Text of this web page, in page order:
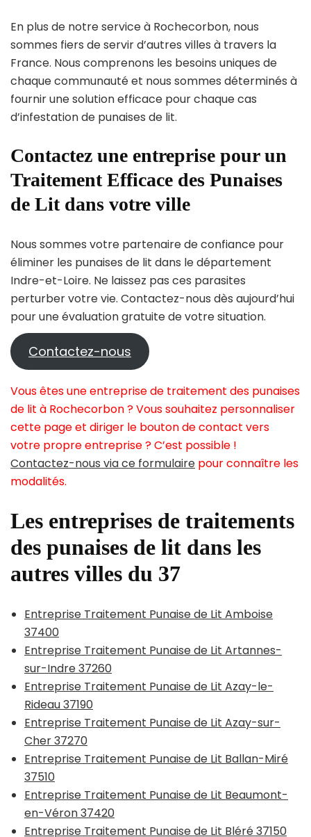
En plus de notre service à Rochecorbon, nous
sommes fiers de servir d’autres villes à travers la
France. Nous comprenons les besoins uniques de
chaque communauté et nous sommes déterminés à
fournir une solution efficace pour chaque cas
d’infestation de punaises de lit.
Contactez une entreprise pour un
Traitement Efficace des Punaises
de Lit dans votre ville
Nous sommes votre partenaire de confiance pour
éliminer les punaises de lit dans le département
Indre-et-Loire. Ne laissez pas ces parasites
perturber votre vie. Contactez-nous dès aujourd’hui
pour une évaluation gratuite de votre situation.
Contactez-nous
Vous êtes une entreprise de traitement des punaises
de lit à Rochecorbon ? Vous souhaitez personnaliser
cette page et diriger le bouton de contact vers
votre propre entreprise ? C’est possible !
Contactez-nous via ce formulaire pour connaître les
modalités.
Les entreprises de traitements
des punaises de lit dans les
autres villes du 37
Entreprise Traitement Punaise de Lit Amboise
37400
Entreprise Traitement Punaise de Lit Artannes-
sur-Indre 37260
Entreprise Traitement Punaise de Lit Azay-le-
Rideau 37190
Entreprise Traitement Punaise de Lit Azay-sur-
Cher 37270
Entreprise Traitement Punaise de Lit Ballan-Miré
37510
Entreprise Traitement Punaise de Lit Beaumont-
en-Véron 37420
Entreprise Traitement Punaise de Lit Bléré 37150